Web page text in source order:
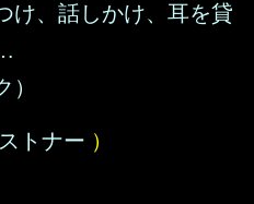
け、話しかけ、耳を貸
トナー ）